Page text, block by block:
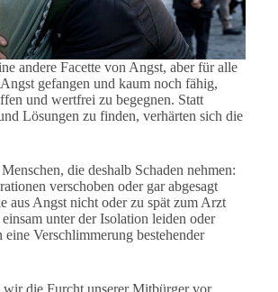
andere Facette von Angst, aber für alle
gefangen und kaum noch fähig,
und wertfrei zu begegnen. Statt
Lösungen zu finden, verhärten sich die
die deshalb Schaden nehmen:
verschoben oder gar abgesagt
aus Angst nicht oder zu spät zum Arzt
unter der Isolation leiden oder
Verschlimmerung bestehender
die Furcht unserer Mitbürger vor